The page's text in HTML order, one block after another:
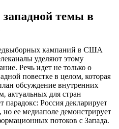
темы в
кампаний в США
уделяют этому
Речь идет не только о
повестке в целом, которая
обсуждение внутренних
актуальных для стран
парадокс: Россия декларирует
ее медиаполе демонстрирует
потоков с Запада.